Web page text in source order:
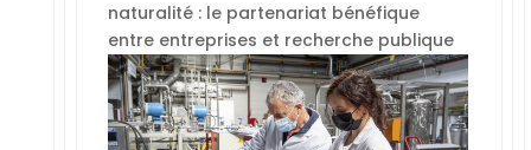
naturalité : le partenariat bénéfique
entre entreprises et recherche publique